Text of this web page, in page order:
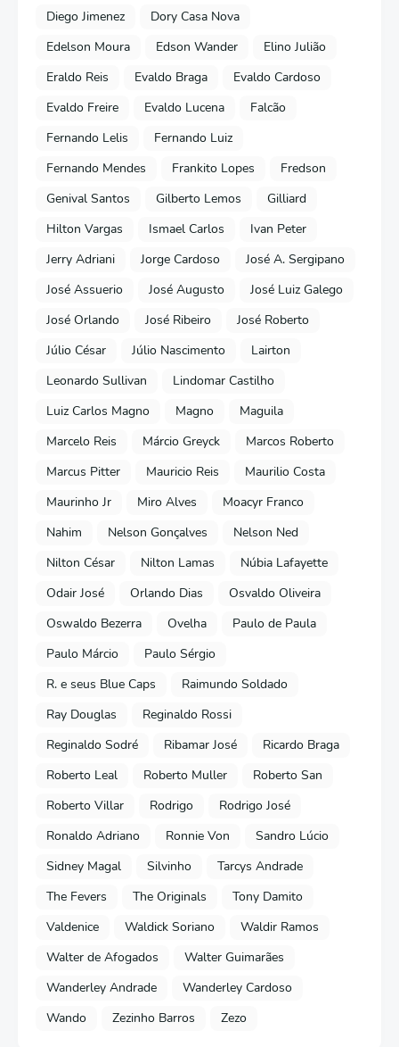
Diego Jimenez
Dory Casa Nova
Edelson Moura
Edson Wander
Elino Julião
Eraldo Reis
Evaldo Braga
Evaldo Cardoso
Evaldo Freire
Evaldo Lucena
Falcão
Fernando Lelis
Fernando Luiz
Fernando Mendes
Frankito Lopes
Fredson
Genival Santos
Gilberto Lemos
Gilliard
Hilton Vargas
Ismael Carlos
Ivan Peter
Jerry Adriani
Jorge Cardoso
José A. Sergipano
José Assuerio
José Augusto
José Luiz Galego
José Orlando
José Ribeiro
José Roberto
Júlio César
Júlio Nascimento
Lairton
Leonardo Sullivan
Lindomar Castilho
Luiz Carlos Magno
Magno
Maguila
Marcelo Reis
Márcio Greyck
Marcos Roberto
Marcus Pitter
Mauricio Reis
Maurilio Costa
Maurinho Jr
Miro Alves
Moacyr Franco
Nahim
Nelson Gonçalves
Nelson Ned
Nilton César
Nilton Lamas
Núbia Lafayette
Odair José
Orlando Dias
Osvaldo Oliveira
Oswaldo Bezerra
Ovelha
Paulo de Paula
Paulo Márcio
Paulo Sérgio
R. e seus Blue Caps
Raimundo Soldado
Ray Douglas
Reginaldo Rossi
Reginaldo Sodré
Ribamar José
Ricardo Braga
Roberto Leal
Roberto Muller
Roberto San
Roberto Villar
Rodrigo
Rodrigo José
Ronaldo Adriano
Ronnie Von
Sandro Lúcio
Sidney Magal
Silvinho
Tarcys Andrade
The Fevers
The Originals
Tony Damito
Valdenice
Waldick Soriano
Waldir Ramos
Walter de Afogados
Walter Guimarães
Wanderley Andrade
Wanderley Cardoso
Wando
Zezinho Barros Zezo